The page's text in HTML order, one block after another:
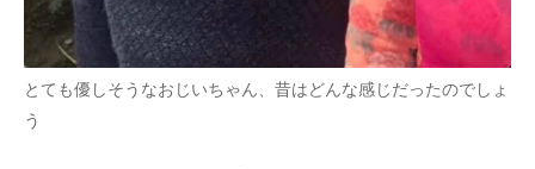
とても優しそうなおじいちゃん、昔はどんな感じだったのでしょ
う